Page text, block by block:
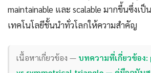
maintainable และ scalable มากขึ้นซึ่งเ
เทคโนโลยีชั้นนำทั่วโลกให้ความสำคัญ
เนื้อหาเกี่ยวข้อง — บทความที่เกี่ยวข้อง